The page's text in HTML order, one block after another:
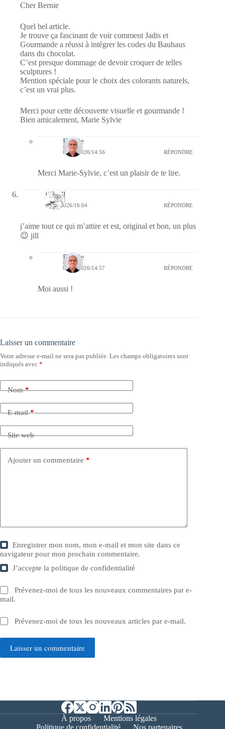
Cher Bernie
Quel bel article.
Je trouve ça fascinant de voir comment Jadis et
Gourmande a réussi à intégrer les codes du Bauhaus
dans du chocolat.
C’est presque dommage de devoir croquer de telles
sculptures !
Mention spéciale pour le choix des colorants naturels,
c’est un vrai plus.
Merci pour cette découverte visuelle et gourmande !
Bien amicalement, Marie Sylvie
Bernie
04/03/2026/14:56 RÉPONDRE
Merci Marie-Sylvie, c’est un plaisir de te lire.
jill bill
03/03/2026/16:04 RÉPONDRE
j’aime tout ce qui m’attire et est, original et bon, un plus
😉 jill
Bernie
04/03/2026/14:57 RÉPONDRE
Moi aussi !
Laisser un commentaire
Votre adresse e-mail ne sera pas publiée. Les champs obligatoires sont
indiqués avec *
Nom*
E-mail*
Site web
Ajouter un commentaire *
Enregistrer mon nom, mon e-mail et mon site dans ce
navigateur pour mon prochain commentaire.
J’accepte lapolitique de confidentialité
Prévenez-moi de tous les nouveaux commentaires par e-
mail.
Prévenez-moi de tous les nouveaux articles par e-mail.
Laisser un commentaire
À propos
Mentions légales
Politique de confidentialité
Nos partenaires